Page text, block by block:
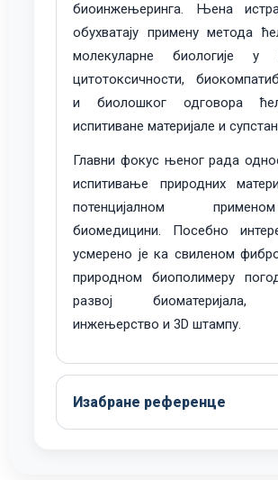
биоинжењеринга. Њена
обухватају примену метода
молекуларне биологије у
цитотоксичности,
и биолошког одговора
испитиване материјале и
Главни фокус њеног рада
испитивање природних
потенцијалном
биомедицини. Посебно
усмерено је ка свиленом
природном биополимеру
развој биоматеријала,
инжењерство и 3D штампу.
Изабране референце